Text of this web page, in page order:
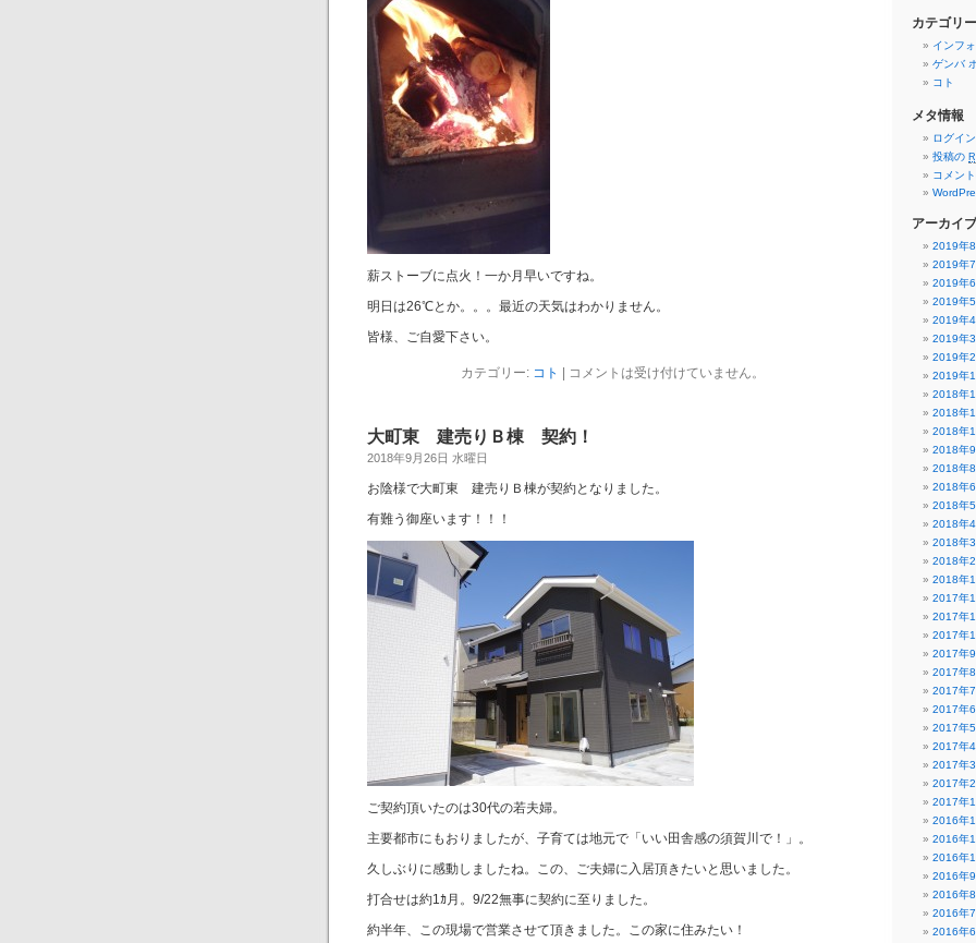
薪ストーブに点火！一か月早いですね。
明日は26℃とか。。。最近の天気はわかりません。
皆様、ご自愛下さい。
カテゴリー: コト コメントは受け付けていません。
大町東 建売りＢ棟 契約！
2018年9月26日 水曜日
お陰様で大町東 建売りＢ棟が契約となりました。
有難う御座います！！！
ご契約頂いたのは30代の若夫婦。
主要都市にもおりましたが、子育ては地元で「いい田舎感の須賀川で！」。
久しぶりに感動しましたね。この、ご夫婦に入居頂きたいと思いました。
打合せは約1ｶ月。9/22無事に契約に至りました。
約半年、この現場で営業させて頂きました。この家に住みたい！
カテゴリー
インフ
ゲンバ
コト
メタ情報
ログイン
投稿の
コメン
アーカイブ
2019年8
2019年7
2019年6
2019年5
2019年4
2019年3
2019年2
2019年1
2018年
2018年
2018年
2018年9
2018年8
2018年6
2018年5
2018年4
2018年3
2018年2
2018年1
2017年
2017年
2017年
2017年9
2017年8
2017年7
2017年6
2017年5
2017年4
2017年3
2017年2
2017年1
2016年
2016年
2016年
2016年9
2016年8
2016年7
2016年6